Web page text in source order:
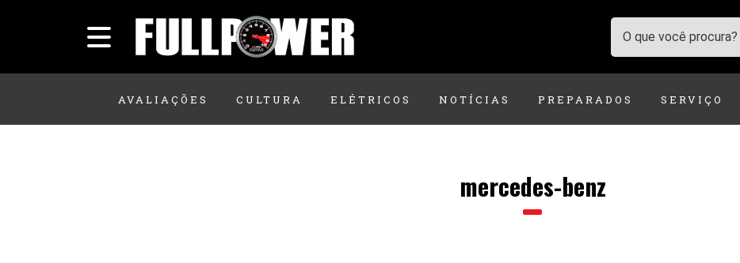
AVALIAÇÕES CULTURA ELÉTRICOS NOTÍCIAS PREPARADOS SERVIÇO
mercedes-benz